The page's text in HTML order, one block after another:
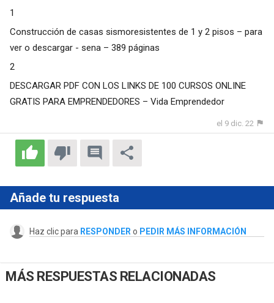
1
Construcción de casas sismoresistentes de 1 y 2 pisos – para
ver o descargar - sena – 389 páginas
2
DESCARGAR PDF CON LOS LINKS DE 100 CURSOS ONLINE
GRATIS PARA EMPRENDEDORES – Vida Emprendedor
el 9 dic. 22
Añade tu respuesta
Haz clic para RESPONDER o PEDIR MÁS INFORMACIÓN
MÁS RESPUESTAS RELACIONADAS